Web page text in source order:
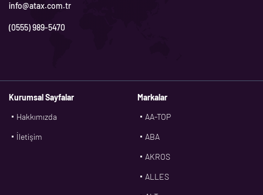
info@atax.com.tr
(0555) 989-5470
Kurumsal Sayfalar
Hakkımızda
İletişim
Markalar
AA-TOP
ABA
AKROS
ALLES